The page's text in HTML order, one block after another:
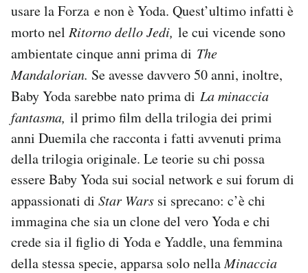
usare la Forza e non è Yoda. Quest’ultimo infatti è
morto nel Ritorno dello Jedi, le cui vicende sono
ambientate cinque anni prima di The
Mandalorian. Se avesse davvero 50 anni, inoltre,
Baby Yoda sarebbe nato prima di La minaccia
fantasma, il primo film della trilogia dei primi
anni Duemila che racconta i fatti avvenuti prima
della trilogia originale. Le teorie su chi possa
essere Baby Yoda sui social network e sui forum di
appassionati di Star Wars si sprecano: c’è chi
immagina che sia un clone del vero Yoda e chi
crede sia il figlio di Yoda e Yaddle, una femmina
della stessa specie, apparsa solo nellaMinaccia